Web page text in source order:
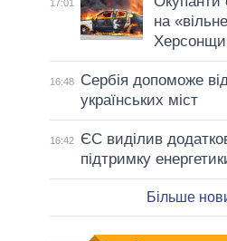
17:01
на
16:48
Сербія допоможе
українських міст
16:42
ЄС виділив
підтримку
Більше